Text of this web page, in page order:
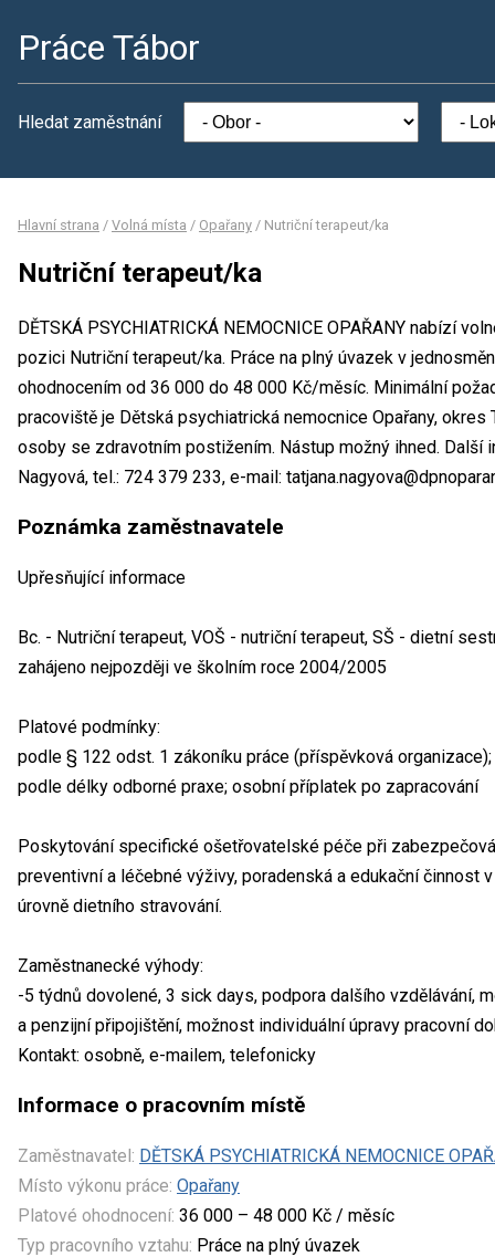
Práce Tábor
Hledat zaměstnání
Hlavní strana / Volná místa / Opařany / Nutriční terapeut/ka
Nutriční terapeut/ka
DĚTSKÁ PSYCHIATRICKÁ NEMOCNICE OPAŘANY nabízí
pozici Nutriční terapeut/ka. Práce na plný úvazek v
ohodnocením od 36 000 do 48 000 Kč/měsíc. Minimální
pracoviště je Dětská psychiatrická nemocnice Opařany,
osoby se zdravotním postižením. Nástup možný ihned. Další
Nagyová, tel.: 724 379 233, e-mail:
Poznámka zaměstnavatele
Upřesňující informace
Bc. - Nutriční terapeut, VOŠ - nutriční terapeut, SŠ - dietní
zahájeno nejpozději ve školním roce 2004/2005
Platové podmínky:
podle § 122 odst. 1 zákoníku práce (příspěvková organizace);
podle délky odborné praxe; osobní příplatek po zapracování
Poskytování specifické ošetřovatelské péče při
preventivní a léčebné výživy, poradenská a edukační činnost
úrovně dietního stravování.
Zaměstnanecké výhody:
-5 týdnů dovolené, 3 sick days, podpora dalšího vzdělávání,
a penzijní připojištění, možnost individuální úpravy pracovní
Kontakt: osobně, e-mailem, telefonicky
Informace o pracovním místě
Zaměstnavatel: DĚTSKÁ PSYCHIATRICKÁ NEMOCNICE
Místo výkonu práce: Opařany
Platové ohodnocení: 36 000 – 48 000 Kč / měsíc
Typ pracovního vztahu: Práce na plný úvazek